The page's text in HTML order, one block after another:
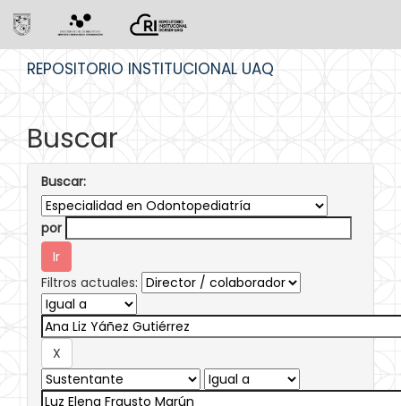
REPOSITORIO INSTITUCIONAL UAQ
Buscar
Buscar:
por
Filtros actuales: